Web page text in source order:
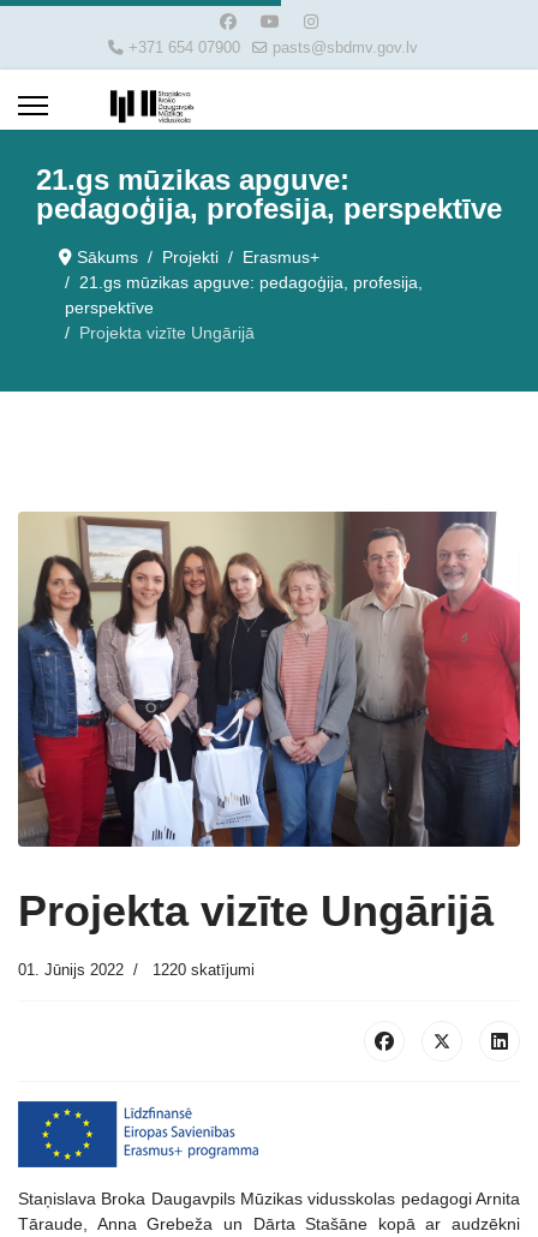
+371 654 07900 pasts@sbdmv.gov.lv
21.gs mūzikas apguve:
pedagoģija, profesija, perspektīve
Sākums Projekti
Erasmus+
21.gs mūzikas apguve: pedagoģija, profesija,
perspektīve
Projekta vizīte Ungārijā
Projekta vizīte Ungārijā
01. Jūnijs 2022 1220 skatījumi
Staņislava Broka Daugavpils Mūzikas vidusskolas pedagogi Arnita
Tāraude, Anna Grebeža un Dārta Stašāne kopā ar audzēkni